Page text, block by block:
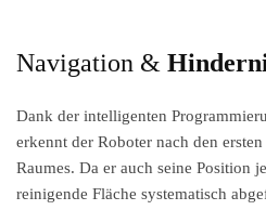
Navigation &
Dank der intelligenten
erkennt der Roboter nach den
Raumes. Da er auch seine Position
reinigende Fläche systematisch